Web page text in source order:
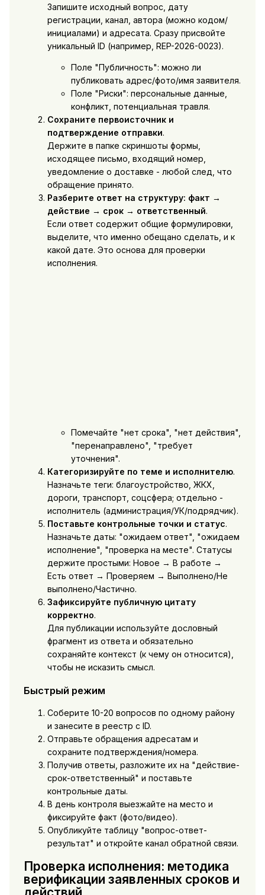
Запишите исходный вопрос, дату
регистрации, канал, автора (можно кодом/
инициалами) и адресата. Сразу присвойте
уникальный ID (например, REP-2026-0023).
Поле "Публичность": можно ли
публиковать адрес/фото/имя заявителя.
Поле "Риски": персональные данные,
конфликт, потенциальная травля.
Сохраните первоисточник и
подтверждение отправки.
Держите в папке скриншоты формы,
исходящее письмо, входящий номер,
уведомление о доставке - любой след, что
обращение принято.
Разберите ответ на структуру: факт →
действие → срок → ответственный.
Если ответ содержит общие формулировки,
выделите, что именно обещано сделать, и к
какой дате. Это основа для проверки
исполнения.
Помечайте "нет срока", "нет действия",
"перенаправлено", "требует
уточнения".
Категоризируйте по теме и исполнителю.
Назначьте теги: благоустройство, ЖКХ,
дороги, транспорт, соцсфера; отдельно -
исполнитель (администрация/УК/подрядчик).
Поставьте контрольные точки и статус.
Назначьте даты: "ожидаем ответ", "ожидаем
исполнение", "проверка на месте". Статусы
держите простыми: Новое → В работе →
Есть ответ → Проверяем → Выполнено/Не
выполнено/Частично.
Зафиксируйте публичную цитату
корректно.
Для публикации используйте дословный
фрагмент из ответа и обязательно
сохраняйте контекст (к чему он относится),
чтобы не исказить смысл.
Быстрый режим
Соберите 10-20 вопросов по одному району
и занесите в реестр с ID.
Отправьте обращения адресатам и
сохраните подтверждения/номера.
Получив ответы, разложите их на "действие-
срок-ответственный" и поставьте
контрольные даты.
В день контроля выезжайте на место и
фиксируйте факт (фото/видео).
Опубликуйте таблицу "вопрос-ответ-
результат" и откройте канал обратной связи.
Проверка исполнения: методика
верификации заявленных сроков и